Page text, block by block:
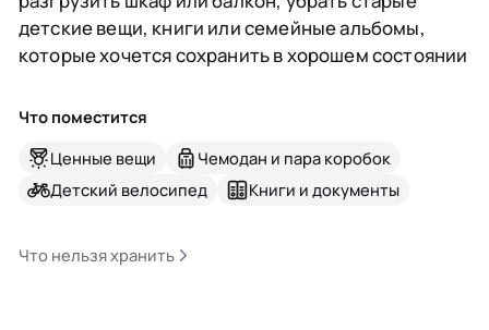
детские вещи, книги или семейные альбомы,
которые хочется сохранить в хорошем состоянии
Что поместится
Ценные вещи
Чемодан и пара коробок
Детский велосипед
Книги и документы
Что нельзя хранить